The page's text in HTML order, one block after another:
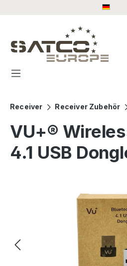
Zum Hauptinhalt springen
Receiver Receiver Zubehör
VU+®
4.1 USB
Bildergalerie überspringen